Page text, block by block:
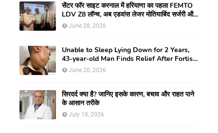
सेंटर फॉर साइट करनाल में हरियाणा का पहला FEMTO
LDV Z8 लॉन्च, अब एडवांस लेजर मोतियाबिंद सर्जरी और
CLEAR विजन करेक्शन की सुविधा
June 28, 2026
Unable to Sleep Lying Down for 2 Years,
43-year-old Man Finds Relief After Fortis
Gurugram Doctors Remove Rare Giant
Neck Tumour
June 20, 2026
सिरदर्द क्या है? जानिए इसके कारण, बचाव और राहत पाने
के आसान तरीके
July 18, 2026